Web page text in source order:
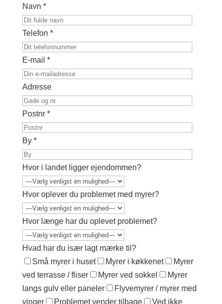
Navn *
Telefon *
E-mail *
Adresse
Postnr *
By *
Hvor i landet ligger ejendommen?
Hvor oplever du problemet med myrer?
Hvor længe har du oplevet problemet?
Hvad har du især lagt mærke til?
Små myrer i huset
Myrer i køkkenet
Myrer
ved terrasse / fliser
Myrer ved sokkel
Myrer
langs gulv eller paneler
Flyvemyrer / myrer med
vinger
Problemet vender tilbage
Ved ikke